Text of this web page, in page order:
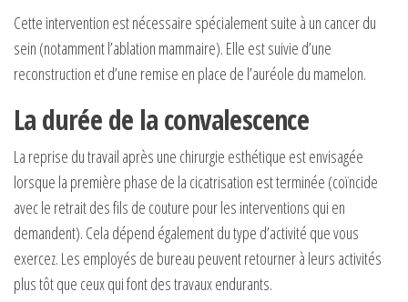
Cette intervention est nécessaire spécialement suite à un cancer du
sein (notamment l’ablation mammaire). Elle est suivie d’une
reconstruction et d’une remise en place de l’auréole du mamelon.
La durée de la convalescence
La reprise du travail après une chirurgie esthétique est envisagée
lorsque la première phase de la cicatrisation est terminée (coïncide
avec le retrait des fils de couture pour les interventions qui en
demandent). Cela dépend également du type d’activité que vous
exercez. Les employés de bureau peuvent retourner à leurs activités
plus tôt que ceux qui font des travaux endurants.